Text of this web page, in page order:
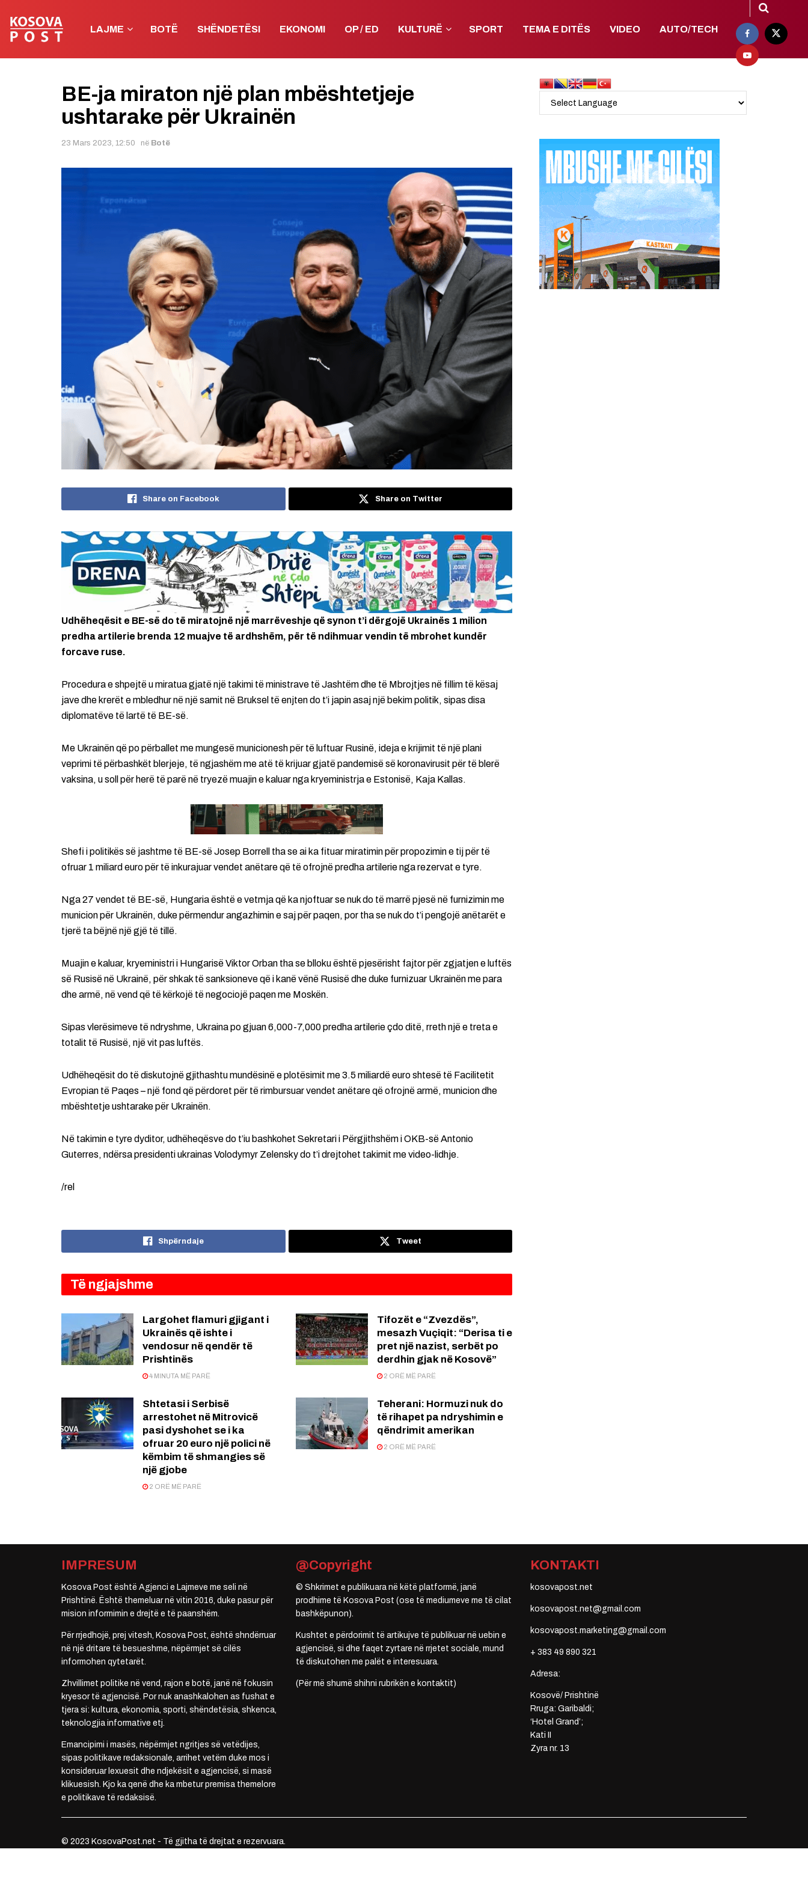
LAJME BOTË SHËNDETËSI EKONOMI OP / ED KULTURË SPORT TEMA E DITËS VIDEO AUTO/TECH
BE-ja miraton një plan mbështetjeje
ushtarake për Ukrainën
23 Mars 2023, 12:50 në Botë
Share on Facebook Share on Twitter
Udhëheqësit e BE-së do të miratojnë një marrëveshje që synon t’i dërgojë Ukrainës 1 milion
predha artilerie brenda 12 muajve të ardhshëm, për të ndihmuar vendin të mbrohet kundër
forcave ruse.
Procedura e shpejtë u miratua gjatë një takimi të ministrave të Jashtëm dhe të Mbrojtjes në fillim të kësaj
jave dhe krerët e mbledhur në një samit në Bruksel të enjten do t’i japin asaj një bekim politik, sipas disa
diplomatëve të lartë të BE-së.
Me Ukrainën që po përballet me mungesë municionesh për të luftuar Rusinë, ideja e krijimit të një plani
veprimi të përbashkët blerjeje, të ngjashëm me atë të krijuar gjatë pandemisë së koronavirusit për të blerë
vaksina, u soll për herë të parë në tryezë muajin e kaluar nga kryeministrja e Estonisë, Kaja Kallas.
Shefi i politikës së jashtme të BE-së Josep Borrell tha se ai ka fituar miratimin për propozimin e tij për të
ofruar 1 miliard euro për të inkurajuar vendet anëtare që të ofrojnë predha artilerie nga rezervat e tyre.
Nga 27 vendet të BE-së, Hungaria është e vetmja që ka njoftuar se nuk do të marrë pjesë në furnizimin me
municion për Ukrainën, duke përmendur angazhimin e saj për paqen, por tha se nuk do t’i pengojë anëtarët e
tjerë ta bëjnë një gjë të tillë.
Muajin e kaluar, kryeministri i Hungarisë Viktor Orban tha se blloku është pjesërisht fajtor për zgjatjen e luftës
së Rusisë në Ukrainë, për shkak të sanksioneve që i kanë vënë Rusisë dhe duke furnizuar Ukrainën me para
dhe armë, në vend që të kërkojë të negociojë paqen me Moskën.
Sipas vlerësimeve të ndryshme, Ukraina po gjuan 6,000-7,000 predha artilerie çdo ditë, rreth një e treta e
totalit të Rusisë, një vit pas luftës.
Udhëheqësit do të diskutojnë gjithashtu mundësinë e plotësimit me 3.5 miliardë euro shtesë të Facilitetit
Evropian të Paqes – një fond që përdoret për të rimbursuar vendet anëtare që ofrojnë armë, municion dhe
mbështetje ushtarake për Ukrainën.
Në takimin e tyre dyditor, udhëheqësve do t’iu bashkohet Sekretari i Përgjithshëm i OKB-së Antonio
Guterres, ndërsa presidenti ukrainas Volodymyr Zelensky do t’i drejtohet takimit me video-lidhje.
/rel
Shpërndaje Tweet
Të ngjajshme
Largohet flamuri gjigant i
Ukrainës që ishte i
vendosur në qendër të
Prishtinës
4 MINUTA MË PARË
Tifozët e “Zvezdës”,
mesazh Vuçiqit: “Derisa ti e
pret një nazist, serbët po
derdhin gjak në Kosovë”
2 ORË MË PARË
Shtetasi i Serbisë
arrestohet në Mitrovicë
pasi dyshohet se i ka
ofruar 20 euro një polici në
këmbim të shmangies së
një gjobe
2 ORË MË PARË
Teherani: Hormuzi nuk do
të rihapet pa ndryshimin e
qëndrimit amerikan
2 ORË MË PARË
IMPRESUM
Kosova Post është Agjenci e Lajmeve me seli në
Prishtinë. Është themeluar në vitin 2016, duke pasur për
mision informimin e drejtë e të paanshëm.
Për rrjedhojë, prej vitesh, Kosova Post, është shndërruar
në një dritare të besueshme, nëpërmjet së cilës
informohen qytetarët.
Zhvillimet politike në vend, rajon e botë, janë në fokusin
kryesor të agjencisë. Por nuk anashkalohen as fushat e
tjera si: kultura, ekonomia, sporti, shëndetësia, shkenca,
teknologjia informative etj.
Emancipimi i masës, nëpërmjet ngritjes së vetëdijes,
sipas politikave redaksionale, arrihet vetëm duke mos i
konsideruar lexuesit dhe ndjekësit e agjencisë, si masë
klikuesish. Kjo ka qenë dhe ka mbetur premisa themelore
e politikave të redaksisë.
@Copyright
© Shkrimet e publikuara në këtë platformë, janë
prodhime të Kosova Post (ose të mediumeve me të cilat
bashkëpunon).
Kushtet e përdorimit të artikujve të publikuar në uebin e
agjencisë, si dhe faqet zyrtare në rrjetet sociale, mund
të diskutohen me palët e interesuara.
(Për më shumë shihni rubrikën e kontaktit)
KONTAKTI
kosovapost.net
kosovapost.net@gmail.com
kosovapost.marketing@gmail.com
+ 383 49 890 321
Adresa:
Kosovë/ Prishtinë
Rruga: Garibaldi;
‘Hotel Grand’;
Kati II
Zyra nr. 13
© 2023 KosovaPost.net - Të gjitha të drejtat e rezervuara.